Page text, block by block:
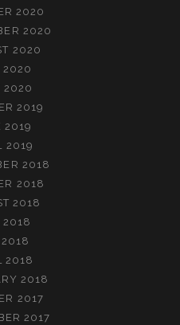
2020
2020
2020
2020
2020
2019
2019
2019
2018
2018
2018
2018
2018
2018
2018
2017
2017